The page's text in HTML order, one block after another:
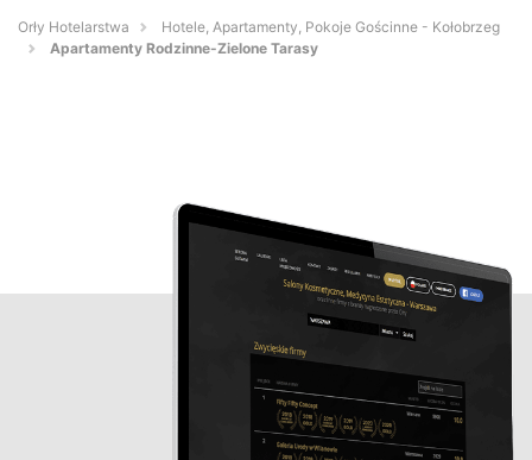
Orły Hotelarstwa
Hotele, Apartamenty, Pokoje Gościnne - Kołobrzeg
Apartamenty Rodzinne-Zielone Tarasy